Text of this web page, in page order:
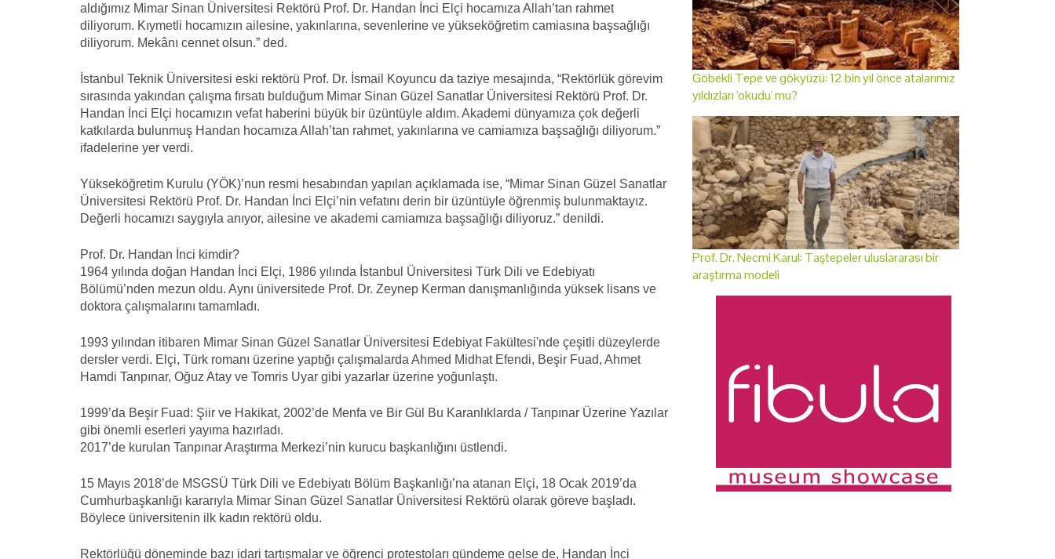
aldığımız Mimar Sinan Üniversitesi Rektörü Prof. Dr. Handan İnci Elçi hocamıza Allah’tan rahmet
diliyorum. Kıymetli hocamızın ailesine, yakınlarına, sevenlerine ve yükseköğretim camiasına başsağlığı
diliyorum. Mekânı cennet olsun.” ded.
İstanbul Teknik Üniversitesi eski rektörü Prof. Dr. İsmail Koyuncu da taziye mesajında, “Rektörlük görevim
sırasında yakından çalışma fırsatı bulduğum Mimar Sinan Güzel Sanatlar Üniversitesi Rektörü Prof. Dr.
Handan İnci Elçi hocamızın vefat haberini büyük bir üzüntüyle aldım. Akademi dünyamıza çok değerli
katkılarda bulunmuş Handan hocamıza Allah’tan rahmet, yakınlarına ve camiamıza başsağlığı diliyorum.”
ifadelerine yer verdi.
Yükseköğretim Kurulu (YÖK)’nun resmi hesabından yapılan açıklamada ise, “Mimar Sinan Güzel Sanatlar
Üniversitesi Rektörü Prof. Dr. Handan İnci Elçi’nin vefatını derin bir üzüntüyle öğrenmiş bulunmaktayız.
Değerli hocamızı saygıyla anıyor, ailesine ve akademi camiamıza başsağlığı diliyoruz.” denildi.
Prof. Dr. Handan İnci kimdir?
1964 yılında doğan Handan İnci Elçi, 1986 yılında İstanbul Üniversitesi Türk Dili ve Edebiyatı
Bölümü’nden mezun oldu. Aynı üniversitede Prof. Dr. Zeynep Kerman danışmanlığında yüksek lisans ve
doktora çalışmalarını tamamladı.
1993 yılından itibaren Mimar Sinan Güzel Sanatlar Üniversitesi Edebiyat Fakültesi'nde çeşitli düzeylerde
dersler verdi. Elçi, Türk romanı üzerine yaptığı çalışmalarda Ahmed Midhat Efendi, Beşir Fuad, Ahmet
Hamdi Tanpınar, Oğuz Atay ve Tomris Uyar gibi yazarlar üzerine yoğunlaştı.
1999’da Beşir Fuad: Şiir ve Hakikat, 2002’de Menfa ve Bir Gül Bu Karanlıklarda / Tanpınar Üzerine Yazılar
gibi önemli eserleri yayıma hazırladı.
2017’de kurulan Tanpınar Araştırma Merkezi’nin kurucu başkanlığını üstlendi.
15 Mayıs 2018’de MSGSÜ Türk Dili ve Edebiyatı Bölüm Başkanlığı’na atanan Elçi, 18 Ocak 2019’da
Cumhurbaşkanlığı kararıyla Mimar Sinan Güzel Sanatlar Üniversitesi Rektörü olarak göreve başladı.
Böylece üniversitenin ilk kadın rektörü oldu.
Rektörlüğü döneminde bazı idari tartışmalar ve öğrenci protestoları gündeme gelse de, Handan İnci
Göbekli Tepe ve gökyüzü: 12 bin yıl önce atalarımız
yıldızları 'okudu' mu?
Prof. Dr. Necmi Karul: Taştepeler uluslararası bir
araştırma modeli